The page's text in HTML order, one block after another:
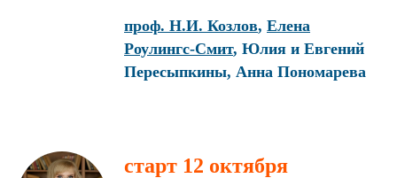
проф. Н.И. Козлов, Елена
Роулингс-Смит, Юлия и Евгений
Пересыпкины, Анна Пономарева
старт 12 октября